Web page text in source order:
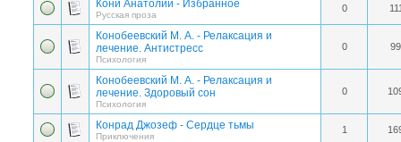
Кони Анатолий - Избранное
Русская проза
0
Конобеевский М. А. - Релаксация и
лечение. Антистресс
Психология
0
Конобеевский М. А. - Релаксация и
лечение. Здоровый сон
Психология
0
Конрад Джозеф - Сердце тьмы
Приключения
1